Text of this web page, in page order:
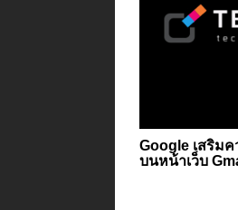
Google เสริม
บนหน้าเว็บ